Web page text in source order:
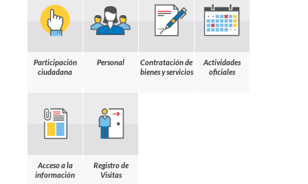
Participación
ciudadana
Personal
Contratación de
bienes y servicios
Actividades
oficiales
Acceso a la
información
Registro de
Visitas